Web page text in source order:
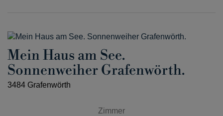
Mein Haus am See.
Sonnenweiher Grafenwörth.
3484 Grafenwörth
Zimmer